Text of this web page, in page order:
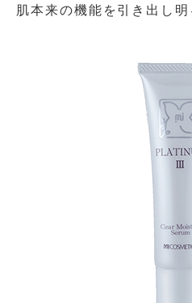
肌本来の機能を引き出し明